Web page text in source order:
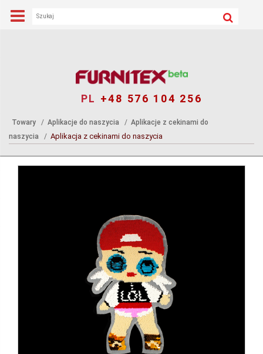
PL +48 576 104 256
Towary Aplikacje do naszycia
Aplikacje z cekinami do
naszycia
Aplikacja z cekinami do naszycia